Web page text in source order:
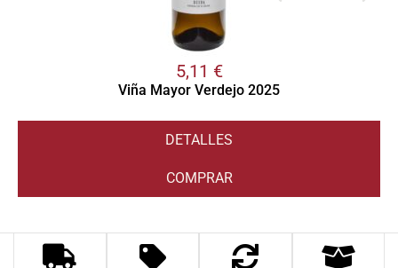
5,11 €
Viña Mayor Verdejo 2025
DETALLES
COMPRAR